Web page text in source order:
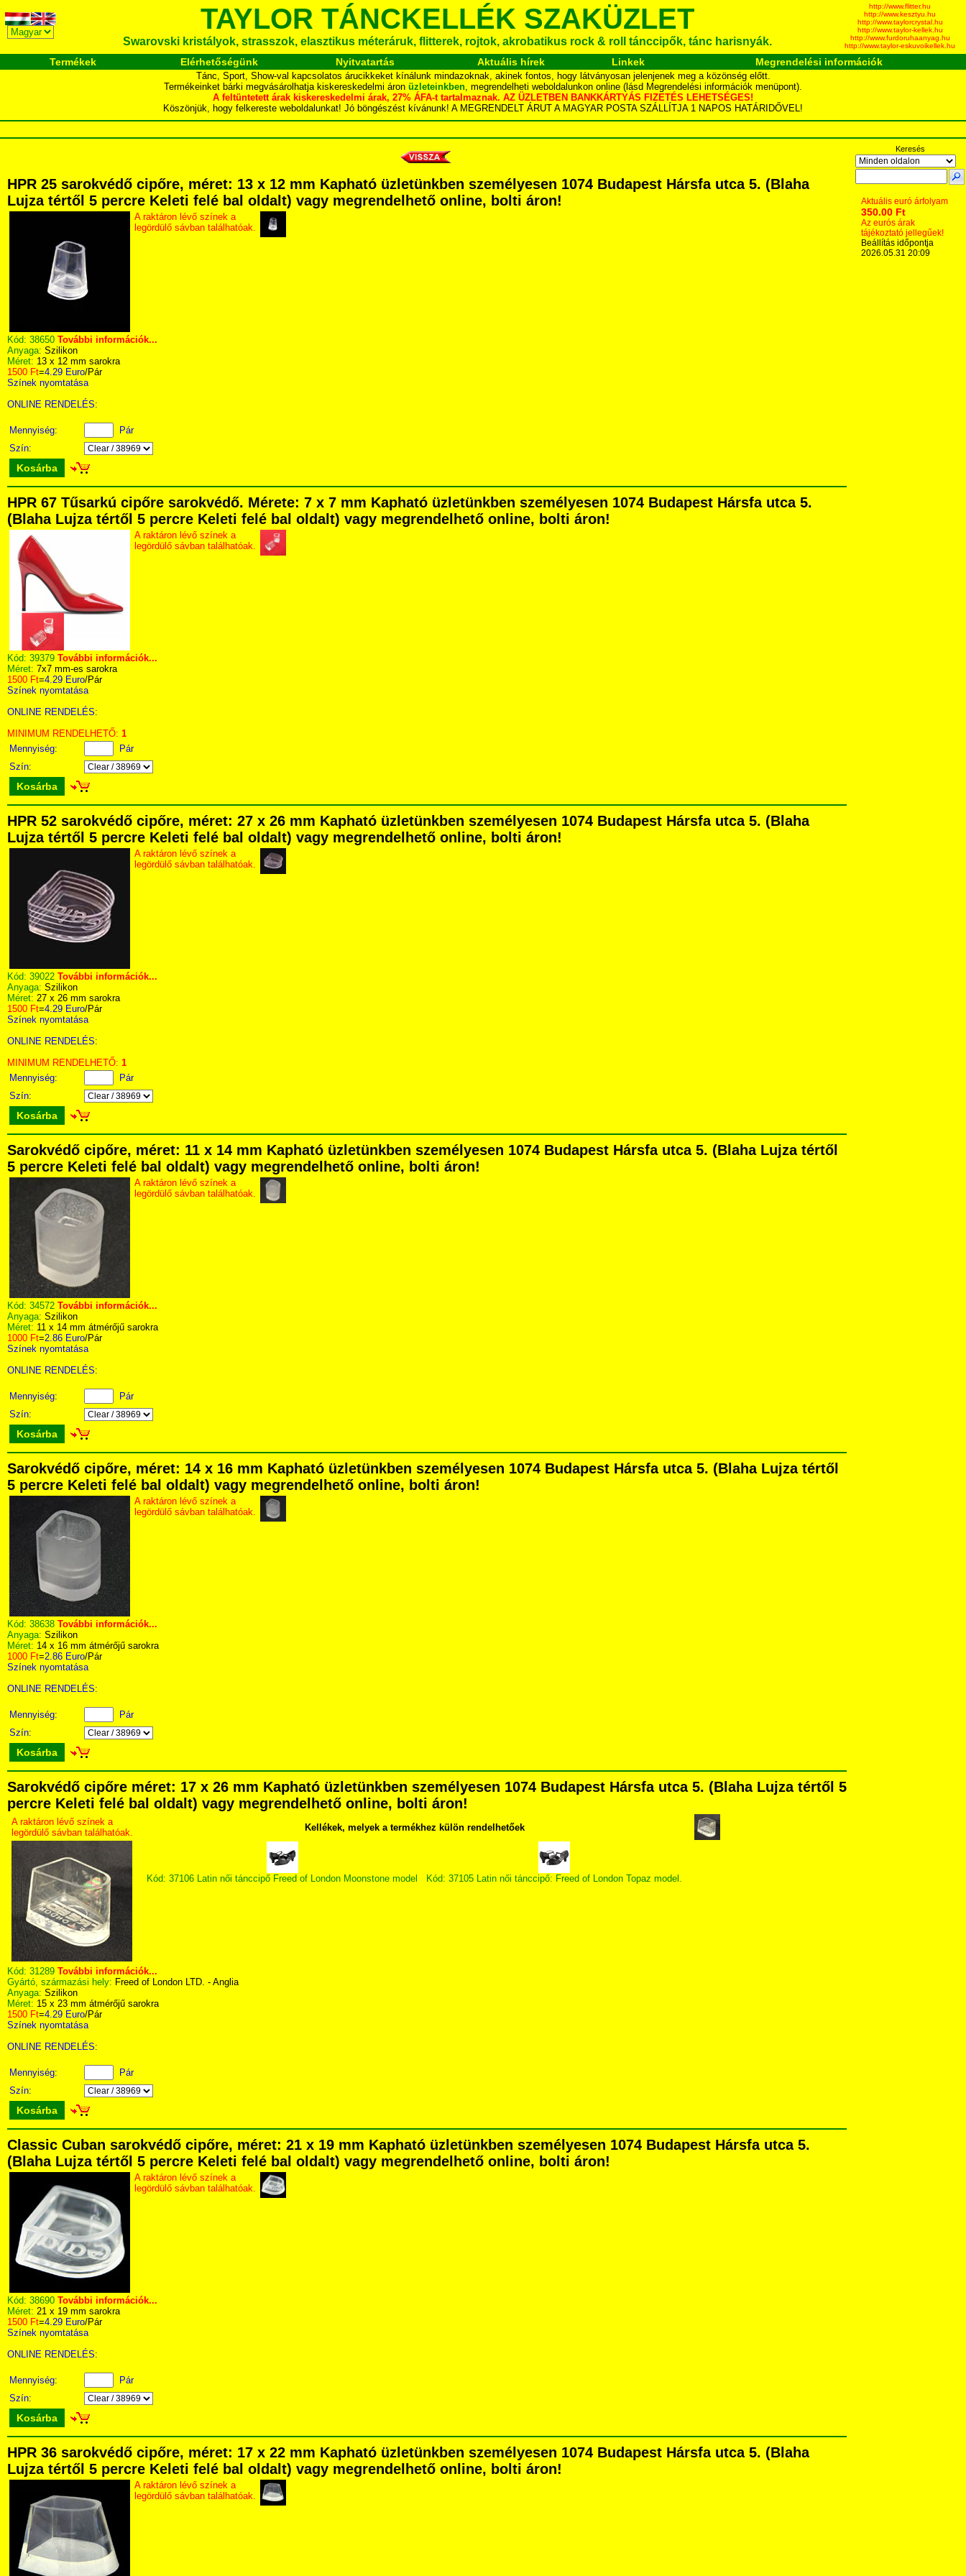
TAYLOR TÁNCKELLÉK SZAKÜZLET
Swarovski kristályok, strasszok, elasztikus méteráruk, flitterek, rojtok, akrobatikus rock & roll tánccipők, tánc harisnyák.
http://www.flitter.hu
http://www.kesztyu.hu
http://www.taylorcrystal.hu
http://www.taylor-kellek.hu
http://www.furdoruhaanyag.hu
http://www.taylor-eskuvoikellek.hu
Termékek Elérhetőségünk Nyitvatartás Aktuális hírek Linkek Megrendelési információk
Tánc, Sport, Show-val kapcsolatos árucikkeket kínálunk mindazoknak, akinek fontos, hogy látványosan jelenjenek meg a közönség előtt.
Termékeinket bárki megvásárolhatja kiskereskedelmi áron üzleteinkben, megrendelheti weboldalunkon online (lásd Megrendelési információk menüpont).
A feltüntetett árak kiskereskedelmi árak, 27% ÁFA-t tartalmaznak. AZ ÜZLETBEN BANKKÁRTYÁS FIZETÉS LEHETSÉGES!
Köszönjük, hogy felkereste weboldalunkat! Jó böngészést kívánunk! A MEGRENDELT ÁRUT A MAGYAR POSTA SZÁLLÍTJA 1 NAPOS HATÁRIDŐVEL!
HPR 25 sarokvédő cipőre, méret: 13 x 12 mm Kapható üzletünkben személyesen 1074 Budapest Hársfa utca 5. (Blaha
Lujza tértől 5 percre Keleti felé bal oldalt) vagy megrendelhető online, bolti áron!
A raktáron lévő színek a
legördülő sávban találhatóak.
Kód: 38650 További információk...
Anyaga: Szilikon
Méret: 13 x 12 mm sarokra
1500 Ft=4.29 Euro/Pár
Színek nyomtatása
ONLINE RENDELÉS:
Mennyiség:
Pár
Szín:
Kosárba
HPR 67 Tűsarkú cipőre sarokvédő. Mérete: 7 x 7 mm Kapható üzletünkben személyesen 1074 Budapest Hársfa utca 5.
(Blaha Lujza tértől 5 percre Keleti felé bal oldalt) vagy megrendelhető online, bolti áron!
A raktáron lévő színek a
legördülő sávban találhatóak.
Kód: 39379 További információk...
Méret: 7x7 mm-es sarokra
1500 Ft=4.29 Euro/Pár
Színek nyomtatása
ONLINE RENDELÉS:
MINIMUM RENDELHETŐ: 1
Mennyiség:
Pár
Szín:
Kosárba
HPR 52 sarokvédő cipőre, méret: 27 x 26 mm Kapható üzletünkben személyesen 1074 Budapest Hársfa utca 5. (Blaha
Lujza tértől 5 percre Keleti felé bal oldalt) vagy megrendelhető online, bolti áron!
A raktáron lévő színek a
legördülő sávban találhatóak.
Kód: 39022 További információk...
Anyaga: Szilikon
Méret: 27 x 26 mm sarokra
1500 Ft=4.29 Euro/Pár
Színek nyomtatása
ONLINE RENDELÉS:
MINIMUM RENDELHETŐ: 1
Mennyiség:
Pár
Szín:
Kosárba
Sarokvédő cipőre, méret: 11 x 14 mm Kapható üzletünkben személyesen 1074 Budapest Hársfa utca 5. (Blaha Lujza tértől
5 percre Keleti felé bal oldalt) vagy megrendelhető online, bolti áron!
A raktáron lévő színek a
legördülő sávban találhatóak.
Kód: 34572 További információk...
Anyaga: Szilikon
Méret: 11 x 14 mm átmérőjű sarokra
1000 Ft=2.86 Euro/Pár
Színek nyomtatása
ONLINE RENDELÉS:
Mennyiség:
Pár
Szín:
Kosárba
Sarokvédő cipőre, méret: 14 x 16 mm Kapható üzletünkben személyesen 1074 Budapest Hársfa utca 5. (Blaha Lujza tértől
5 percre Keleti felé bal oldalt) vagy megrendelhető online, bolti áron!
A raktáron lévő színek a
legördülő sávban találhatóak.
Kód: 38638 További információk...
Anyaga: Szilikon
Méret: 14 x 16 mm átmérőjű sarokra
1000 Ft=2.86 Euro/Pár
Színek nyomtatása
ONLINE RENDELÉS:
Mennyiség:
Pár
Szín:
Kosárba
Sarokvédő cipőre méret: 17 x 26 mm Kapható üzletünkben személyesen 1074 Budapest Hársfa utca 5. (Blaha Lujza tértől 5
percre Keleti felé bal oldalt) vagy megrendelhető online, bolti áron!
A raktáron lévő színek a
legördülő sávban találhatóak.
Kellékek, melyek a termékhez külön rendelhetőek
Kód: 37106 Latin női tánccipő Freed of London Moonstone model Kód: 37105 Latin női tánccipő: Freed of London Topaz model.
Kód: 31289 További információk...
Gyártó, származási hely: Freed of London LTD. - Anglia
Anyaga: Szilikon
Méret: 15 x 23 mm átmérőjű sarokra
1500 Ft=4.29 Euro/Pár
Színek nyomtatása
ONLINE RENDELÉS:
Mennyiség:
Pár
Szín:
Kosárba
Classic Cuban sarokvédő cipőre, méret: 21 x 19 mm Kapható üzletünkben személyesen 1074 Budapest Hársfa utca 5.
(Blaha Lujza tértől 5 percre Keleti felé bal oldalt) vagy megrendelhető online, bolti áron!
A raktáron lévő színek a
legördülő sávban találhatóak.
Kód: 38690 További információk...
Méret: 21 x 19 mm sarokra
1500 Ft=4.29 Euro/Pár
Színek nyomtatása
ONLINE RENDELÉS:
Mennyiség:
Pár
Szín:
Kosárba
HPR 36 sarokvédő cipőre, méret: 17 x 22 mm Kapható üzletünkben személyesen 1074 Budapest Hársfa utca 5. (Blaha
Lujza tértől 5 percre Keleti felé bal oldalt) vagy megrendelhető online, bolti áron!
A raktáron lévő színek a
legördülő sávban találhatóak.
Keresés
Aktuális euró árfolyam
350.00 Ft
Az eurós árak
tájékoztató jellegűek!
Beállítás időpontja
2026.05.31 20:09